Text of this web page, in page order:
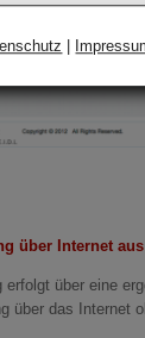
über Internet
erfolgt über eine
über das Internet